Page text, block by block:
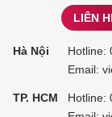
LIÊN
Hà Nội Hotline:
Email:
TP. HCM Hotline: